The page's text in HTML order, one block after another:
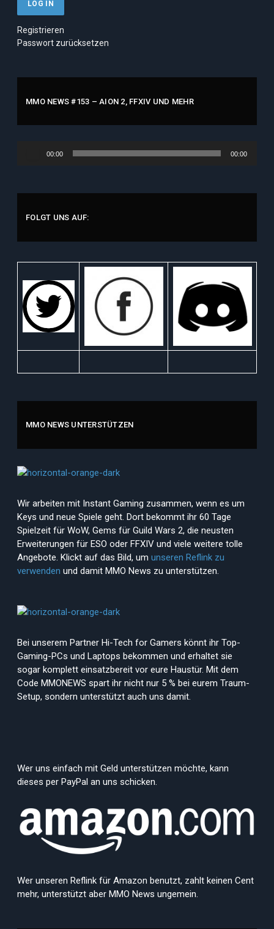
Registrieren
Passwort zurücksetzen
MMO NEWS #153 – AION 2, FFXIV UND MEHR
00:00 00:00
FOLGT UNS AUF:
MMO NEWS UNTERSTÜTZEN
Wir arbeiten mit Instant Gaming zusammen, wenn es um
Keys und neue Spiele geht. Dort bekommt ihr 60 Tage
Spielzeit für WoW, Gems für Guild Wars 2, die neusten
Erweiterungen für ESO oder FFXIV und viele weitere tolle
Angebote. Klickt auf das Bild, um unseren Reflink zu
verwenden und damit MMO News zu unterstützen.
Bei unserem Partner Hi-Tech for Gamers könnt ihr Top-
Gaming-PCs und Laptops bekommen und erhaltet sie
sogar komplett einsatzbereit vor eure Haustür. Mit dem
Code MMONEWS spart ihr nicht nur 5 % bei eurem Traum-
Setup, sondern unterstützt auch uns damit.
Wer uns einfach mit Geld unterstützen möchte, kann
dieses per PayPal an uns schicken.
Wer unseren Reflink für Amazon benutzt, zahlt keinen Cent
mehr, unterstützt aber MMO News ungemein.